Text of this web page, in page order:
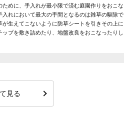
ために、手入れが最小限で済む庭園作りをおこな
入れにおいて最大の手間となるのは雑草の駆除で
が生えてこないように防草シートを引きその上に
ップを敷き詰めたり、地盤改良をおこなったりし
見る